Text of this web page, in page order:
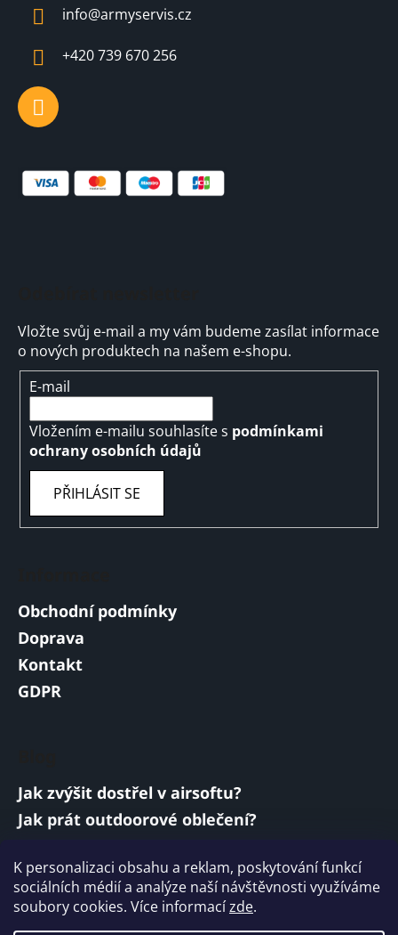
K personalizaci obsahu a reklam, poskytování funkcí
sociálních médií a analýze naší návštěvnosti využíváme
soubory cookies. Více informacízde.
info@armyservis.cz
+420 739 670 256
Vložte svůj e-mail a my vám budeme zasílat informace
o nových produktech na našem e-shopu.
E-mail
Vložením e-mailu souhlasíte s podmínkami
ochrany osobních údajů
PŘIHLÁSIT SE
Obchodní podmínky
Doprava
Kontakt
GDPR
Jak zvýšit dostřel v airsoftu?
Jak prát outdoorové oblečení?
Vojenská a armádní sluchátka: co musí
splňovat?
ARCHIV